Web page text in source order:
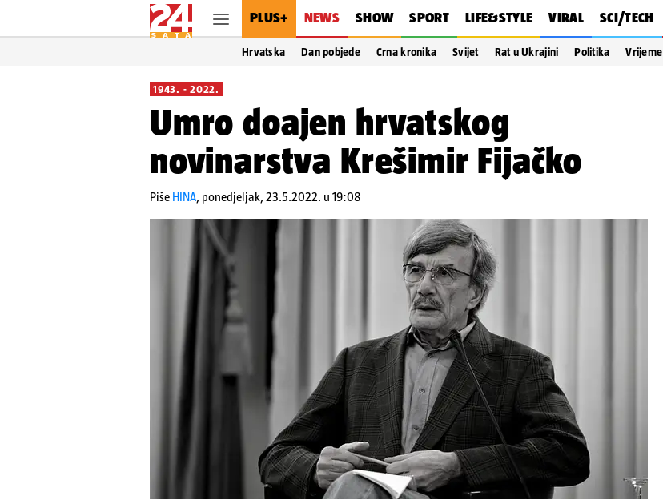
PLUS+ NEWS SHOW SPORT LIFE&STYLE VIRAL SCI/TECH
Hrvatska Dan pobjede Crna kronika Svijet Rat u Ukrajini Politika Vrijeme
1943. - 2022.
Umro doajen hrvatskog
novinarstva Krešimir Fijačko
Piše HINA, ponedjeljak, 23.5.2022. u 19:08